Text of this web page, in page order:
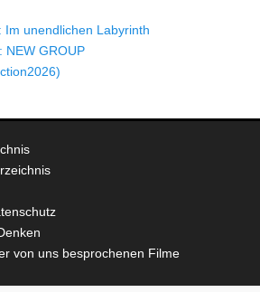
Im unendlichen Labyrinth
NEW GROUP
von uns besprochenen Filme